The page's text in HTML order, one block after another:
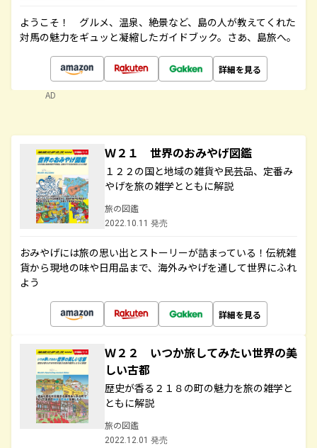
ようこそ！ グルメ、温泉、絶景など、島の人が教えてくれた
対馬の魅力をギュッと凝縮したガイドブック。さあ、島旅へ。
詳細を見る
AD
Ｗ２１ 世界のおみやげ図鑑
１２２の国と地域の雑貨や民芸品、定番み
やげを旅の雑学とともに解説
旅の図鑑
2022.10.11 発売
おみやげには旅の思い出とストーリーが詰まっている！伝統雑
貨から現地の味や日用品まで、海外みやげを通して世界にふれ
よう
詳細を見る
Ｗ２２ いつか旅してみたい世界の美
しい古都
歴史が香る２１８の町の魅力を旅の雑学と
ともに解説
旅の図鑑
2022.12.01 発売